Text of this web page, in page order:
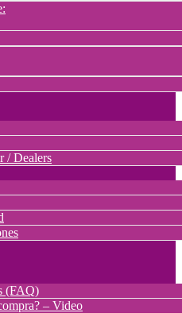
/ Dealers
(FAQ)
– Video